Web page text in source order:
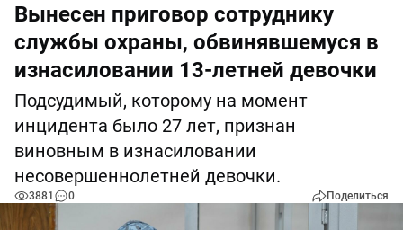
Вынесен приговор сотруднику
службы охраны, обвинявшемуся в
изнасиловании 13-летней девочки
Подсудимый, которому на момент
инцидента было 27 лет, признан
виновным в изнасиловании
несовершеннолетней девочки.
3881 0 Поделиться